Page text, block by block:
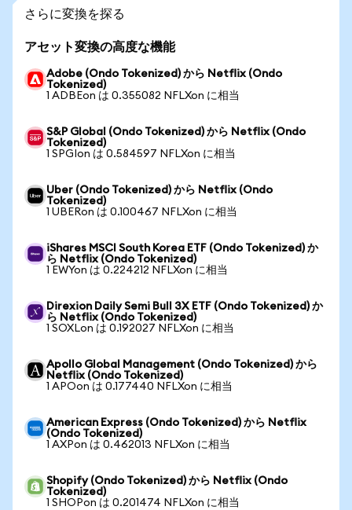
さらに変換を探る
アセット変換の高度な機能
Adobe (Ondo Tokenized) から Netflix (Ondo
Tokenized)
1 ADBEon は 0.355082 NFLXon に相当
S&P Global (Ondo Tokenized) から Netflix (Ondo
Tokenized)
1 SPGIon は 0.584597 NFLXon に相当
Uber (Ondo Tokenized) から Netflix (Ondo
Tokenized)
1 UBERon は 0.100467 NFLXon に相当
iShares MSCI South Korea ETF (Ondo Tokenized) か
ら Netflix (Ondo Tokenized)
1 EWYon は 0.224212 NFLXon に相当
Direxion Daily Semi Bull 3X ETF (Ondo Tokenized) か
ら Netflix (Ondo Tokenized)
1 SOXLon は 0.192027 NFLXon に相当
Apollo Global Management (Ondo Tokenized) から
Netflix (Ondo Tokenized)
1 APOon は 0.177440 NFLXon に相当
American Express (Ondo Tokenized) から Netflix
(Ondo Tokenized)
1 AXPon は 0.462013 NFLXon に相当
Shopify (Ondo Tokenized) から Netflix (Ondo
Tokenized)
1 SHOPon は 0.201474 NFLXon に相当